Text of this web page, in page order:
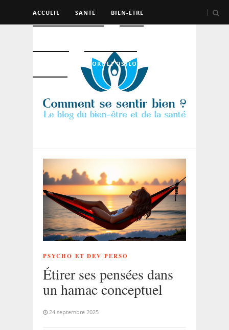
ACCUEIL SANTÉ BIEN-ÊTRE
SPORT ET OSTÉO
PSYCHO ET DEV PERSO
Étirer ses pensées dans
un hamac conceptuel
24 septembre 2025